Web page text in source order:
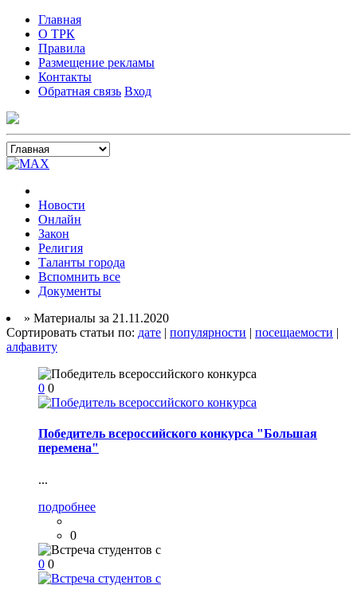
Главная
О ТРК
Правила
Размещение рекламы
Контакты
Обратная связь Вход
Новости
Онлайн
Закон
Религия
Таланты города
Вспомнить все
Документы
» Материалы за 21.11.2020
Сортировать статьи по: дате | популярности | посещаемости |
алфавиту
0 0
Победитель всероссийского конкурса "Большая
перемена"
...
подробнее
0
0 0